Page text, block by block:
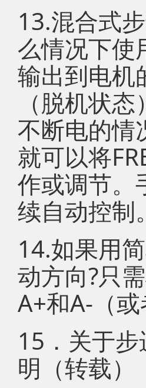
13.混合式
么情况下使
输出到电机
（脱机状
不断电的情
就可以将
作或调节。
续自动控制。
14.如果用
动方向?只
A+和A-（
15．关于
明（转载）